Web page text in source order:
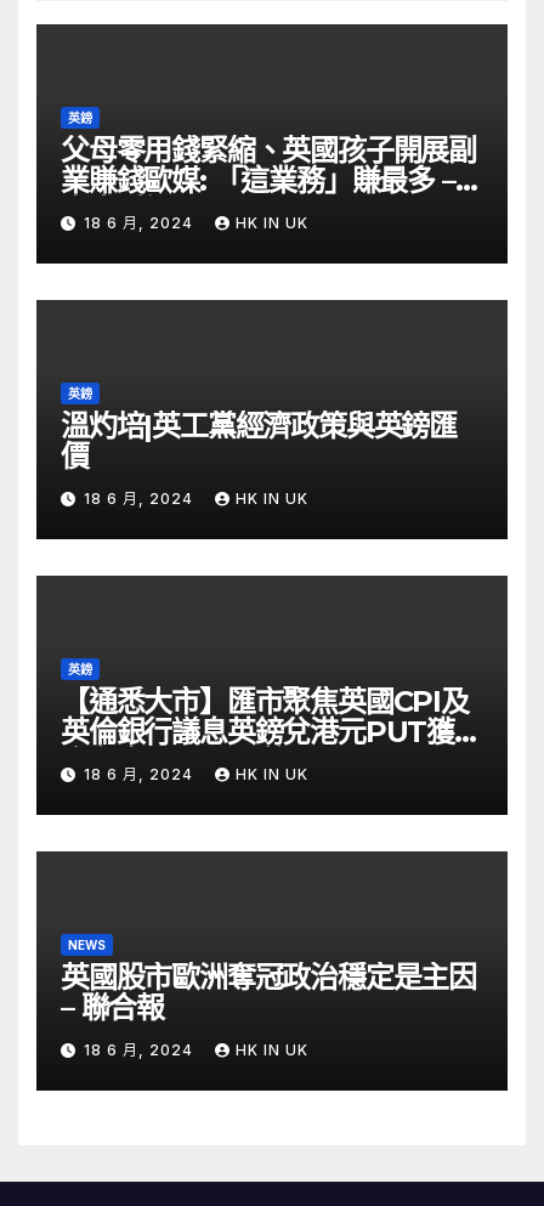
英鎊
父母零用錢緊縮、英國孩子開展副
業賺錢歐媒: 「這業務」賺最多 –
自由財經
18 6 月, 2024 HK IN UK
英鎊
溫灼培|英工黨經濟政策與英鎊匯
價
18 6 月, 2024 HK IN UK
英鎊
【通悉大市】匯市聚焦英國CPI及
英倫銀行議息英鎊兌港元PUT獲資
金留意 – Now 財經
18 6 月, 2024 HK IN UK
NEWS
英國股市歐洲奪冠政治穩定是主因
– 聯合報
18 6 月, 2024 HK IN UK